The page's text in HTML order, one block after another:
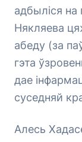
адбыліся на
Някляева
абеду (за
гэта
дае
суседняй
Алесь